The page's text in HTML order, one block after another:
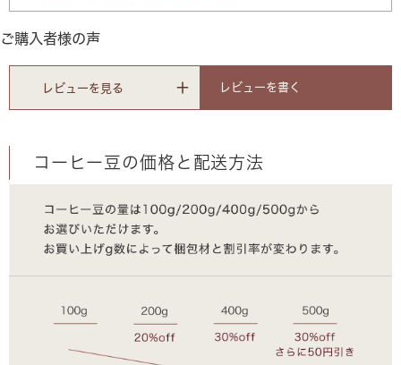
ご購入者様の声
レビューを見る レビューを書く
コーヒー豆の価格と配送方法